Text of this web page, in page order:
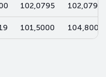
102,0795 102,0795
101,5000 104,8006